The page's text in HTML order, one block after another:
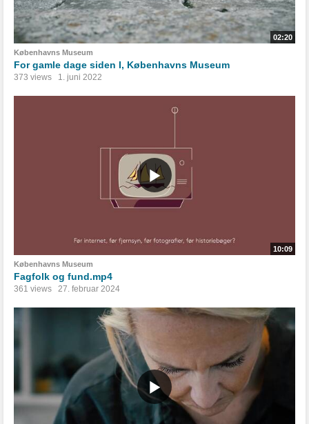
02:20
Københavns Museum
For gamle dage siden I, Københavns Museum
373 views 1. juni 2022
10:09
Københavns Museum
Fagfolk og fund.mp4
361 views 27. februar 2024